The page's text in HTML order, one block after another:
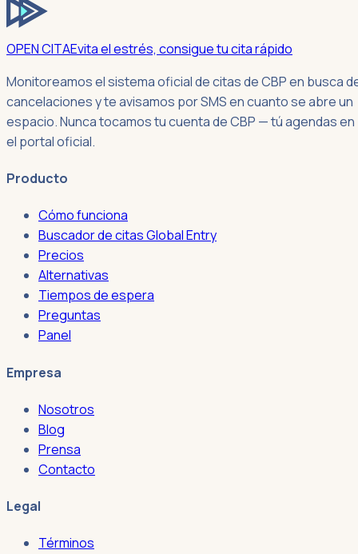
OPEN CITAEvita el estrés, consigue tu cita rápido
Monitoreamos el sistema oficial de citas de CBP en busca
cancelaciones y te avisamos por SMS en cuanto se abre un
espacio. Nunca tocamos tu cuenta de CBP — tú agendas en
el portal oficial.
Producto
Cómo funciona
Buscador de citas Global Entry
Precios
Alternativas
Tiempos de espera
Preguntas
Panel
Empresa
Nosotros
Blog
Prensa
Contacto
Legal
Términos